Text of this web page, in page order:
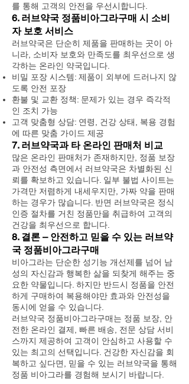
를 통해 고객의 안전을 우선시합니다.
6. 러브약국 정품비아그라구매 시 소비
자 보호 서비스
러브약국은 단순히 제품을 판매하는 곳이 아
니라, 소비자 보호와 만족도를 최우선으로 생
각하는 온라인 약국입니다.
비밀 포장 시스템: 제품이 외부에 드러나지 않
도록 안전 포장
환불 및 교환 정책: 문제가 있는 경우 즉각적
인 조치 가능
고객 맞춤형 상담: 연령, 건강 상태, 복용 경험
에 따른 맞춤 가이드 제공
7. 러브약국과 타 온라인 판매처 비교
많은 온라인 판매처가 존재하지만, 정품 보장
과 안전성 측면에서 러브약국은 차별화된 신
뢰를 확보하고 있습니다. 일부 불법 사이트는
가격만 저렴하게 내세우지만, 가짜 약을 판매
하는 경우가 많습니다. 반면 러브약국은 정식
인증 절차를 거친 정품만을 취급하여 고객의
건강을 최우선으로 합니다.
8. 결론 – 안전하고 믿을 수 있는 러브약
국 정품비아그라구매
비아그라는 단순한 성기능 개선제를 넘어 남
성의 자신감과 행복한 삶을 되찾게 해주는 중
요한 약물입니다. 하지만 반드시 정품을 안전
하게 구매하여 복용해야만 효과와 안전성을
동시에 얻을 수 있습니다.
러브약국 정품비아그라구매는 정품 보장, 안
전한 온라인 결제, 빠른 배송, 전문 상담 서비
스까지 제공하여 고객이 안심하고 사용할 수
있는 최고의 선택입니다. 건강한 자신감을 회
복하고 싶다면, 믿을 수 있는 러브약국을 통해
정품 비아그라를 경험해 보시기 바랍니다.